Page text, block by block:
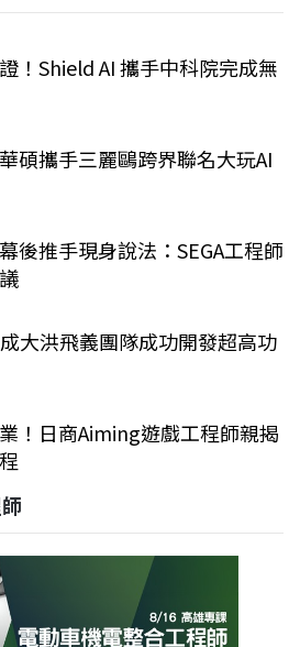
！Shield AI 攜手中科院完成無
碩攜手三麗鷗跨界聯名大玩AI
後推手現身說法：SEGA工程師
大洪飛義團隊成功開發超高功
！日商Aiming遊戲工程師親揭